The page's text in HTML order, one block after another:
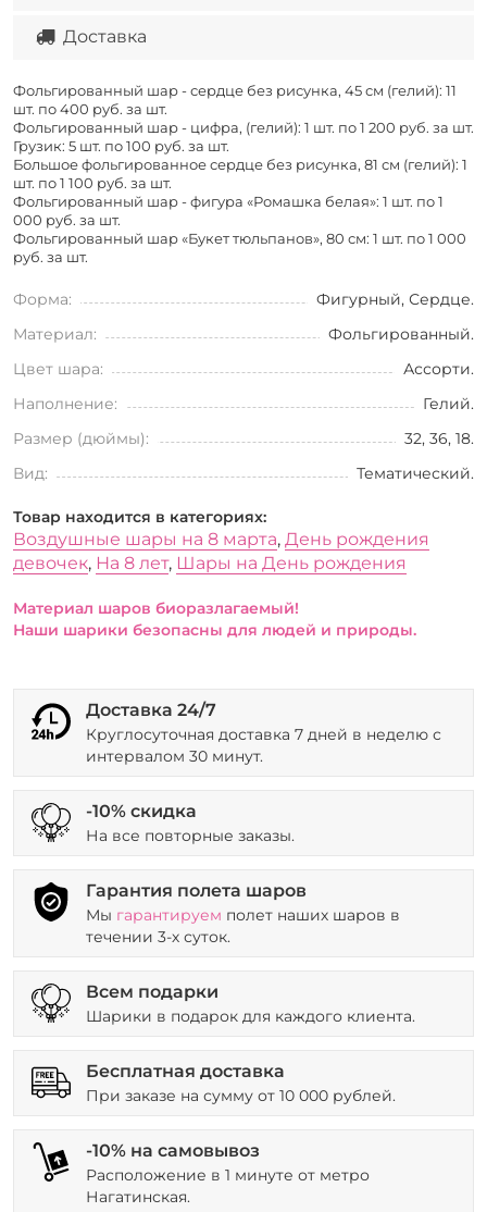
Доставка
Фольгированный шар - сердце без рисунка, 45 см (гелий): 11
шт. по 400 руб. за шт.
Фольгированный шар - цифра, (гелий): 1 шт. по 1 200 руб. за шт.
Грузик: 5 шт. по 100 руб. за шт.
Большое фольгированное сердце без рисунка, 81 см (гелий): 1
шт. по 1 100 руб. за шт.
Фольгированный шар - фигура «Ромашка белая»: 1 шт. по 1
000 руб. за шт.
Фольгированный шар «Букет тюльпанов», 80 см: 1 шт. по 1 000
руб. за шт.
Форма:
Фигурный, Сердце.
Материал:
Фольгированный.
Цвет шара:
Ассорти.
Наполнение:
Гелий.
Размер (дюймы):
32, 36, 18.
Вид:
Тематический.
Товар находится в категориях:
Воздушные шары на 8 марта, День рождения
девочек, На 8 лет, Шары на День рождения
Материал шаров биоразлагаемый!
Наши шарики безопасны для людей и природы.
Доставка 24/7
Круглосуточная доставка 7 дней в неделю с
интервалом 30 минут.
-10% скидка
На все повторные заказы.
Гарантия полета шаров
Мы гарантируем полет наших шаров в
течении 3-х суток.
Всем подарки
Шарики в подарок для каждого клиента.
Бесплатная доставка
При заказе на сумму от 10 000 рублей.
-10% на самовывоз
Расположение в 1 минуте от метро
Нагатинская.